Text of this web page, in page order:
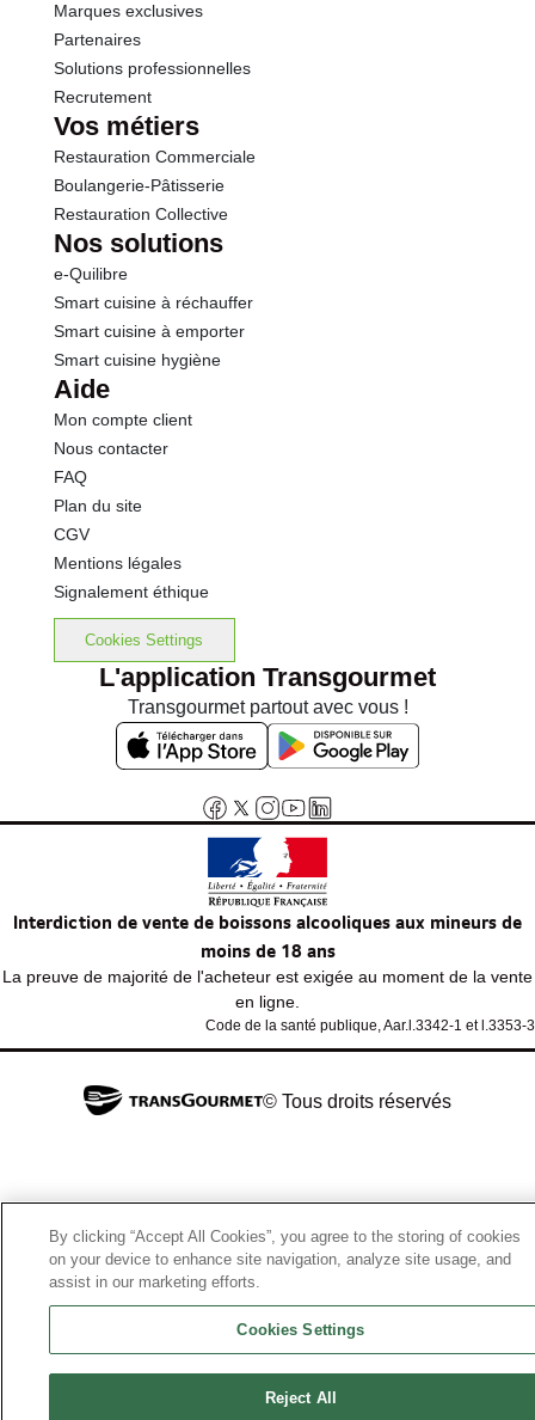
Sel
Marques exclusives
Partenaires
Solutions professionnelles
Recrutement
Vos métiers
Restauration Commerciale
Boulangerie-Pâtisserie
Restauration Collective
Nos solutions
e-Quilibre
Smart cuisine à réchauffer
Smart cuisine à emporter
Smart cuisine hygiène
Aide
Mon compte client
Nous contacter
FAQ
Plan du site
CGV
Mentions légales
Signalement éthique
Cookies Settings
L'application Transgourmet
Transgourmet partout avec vous !
Interdiction de vente de boissons alcooliques aux mineurs de
moins de 18 ans
La preuve de majorité de l'acheteur est exigée au moment de la vente
en ligne.
Code de la santé publique, Aar.l.3342-1 et l.3353-3
© Tous droits réservés
By clicking “Accept All Cookies”, you agree to the storing of cookies
on your device to enhance site navigation, analyze site usage, and
assist in our marketing efforts.
Cookies Settings
Reject All